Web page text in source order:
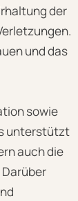
der
und das
sowie
unterstützt
auch die